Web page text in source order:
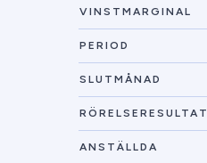
VINSTMARGINAL
PERIOD
SLUTMÅNAD
RÖRELSERESULTAT
ANSTÄLLDA